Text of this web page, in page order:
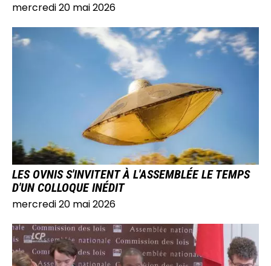
mercredi 20 mai 2026
IMAGE
LES OVNIS S'INVITENT À L'ASSEMBLÉE LE TEMPS
D'UN COLLOQUE INÉDIT
mercredi 20 mai 2026
IMAGE